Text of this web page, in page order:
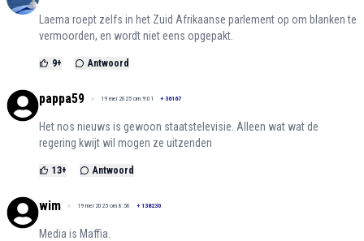
Laema roept zelfs in het Zuid Afrikaanse parlement op om blanken te
vermoorden, en wordt niet eens opgepakt.
9+ Antwoord
pappa59 19 mei 2025 om 9:01 + 36167
Het nos nieuws is gewoon staatstelevisie. Alleen wat wat de
regering kwijt wil mogen ze uitzenden
13+ Antwoord
wim 19 mei 2025 om 8:56 + 138230
Media is Maffia.